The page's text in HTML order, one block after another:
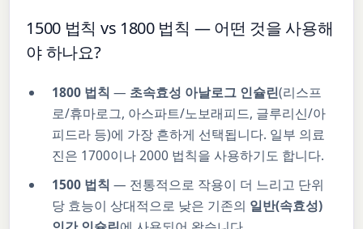
1500 법칙 vs 1800 법칙 — 어떤 것을 사용해
야 하나요?
1800 법칙 — 초속효성 아날로그 인슐린(리스프
로/휴마로그, 아스파트/노보래피드, 글루리신/아
피드라 등)에 가장 흔하게 선택됩니다. 일부 의료
진은 1700이나 2000 법칙을 사용하기도 합니다.
1500 법칙 — 전통적으로 작용이 더 느리고 단위
당 효능이 상대적으로 낮은 기존의 일반(속효성)